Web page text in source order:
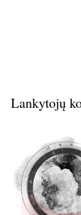
Lankytojų